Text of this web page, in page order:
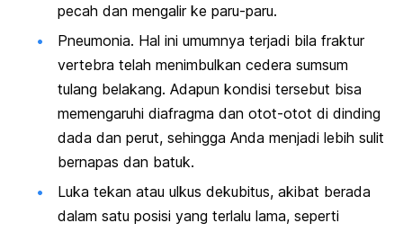
pecah dan mengalir ke paru-paru.
Pneumonia. Hal ini umumnya terjadi bila fraktur
vertebra telah menimbulkan cedera sumsum
tulang belakang. Adapun kondisi tersebut bisa
memengaruhi diafragma dan otot-otot di dinding
dada dan perut, sehingga Anda menjadi lebih sulit
bernapas dan batuk.
Luka tekan atau ulkus dekubitus, akibat berada
dalam satu posisi yang terlalu lama, seperti